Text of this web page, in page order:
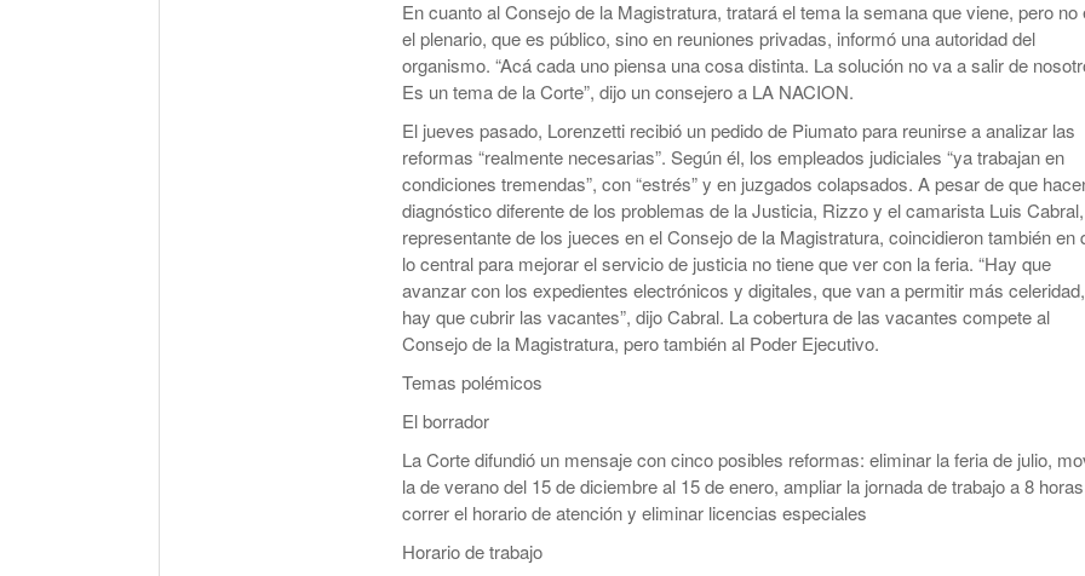
En cuanto al Consejo de la Magistratura, tratará el tema la semana que viene, pero no
el plenario, que es público, sino en reuniones privadas, informó una autoridad del
organismo. “Acá cada uno piensa una cosa distinta. La solución no va a salir de
Es un tema de la Corte”, dijo un consejero a LA NACION.
El jueves pasado, Lorenzetti recibió un pedido de Piumato para reunirse a analizar las
reformas “realmente necesarias”. Según él, los empleados judiciales “ya trabajan en
condiciones tremendas”, con “estrés” y en juzgados colapsados. A pesar de que
diagnóstico diferente de los problemas de la Justicia, Rizzo y el camarista Luis Cabral,
representante de los jueces en el Consejo de la Magistratura, coincidieron también en
lo central para mejorar el servicio de justicia no tiene que ver con la feria. “Hay que
avanzar con los expedientes electrónicos y digitales, que van a permitir más
hay que cubrir las vacantes”, dijo Cabral. La cobertura de las vacantes compete al
Consejo de la Magistratura, pero también al Poder Ejecutivo.
Temas polémicos
El borrador
La Corte difundió un mensaje con cinco posibles reformas: eliminar la feria de julio,
la de verano del 15 de diciembre al 15 de enero, ampliar la jornada de trabajo a 8
correr el horario de atención y eliminar licencias especiales
Horario de trabajo